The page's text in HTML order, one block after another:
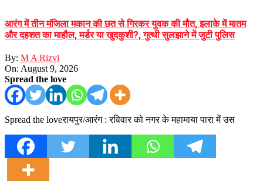
आरंग में तीन मंजिला मकान की छत से गिरकर युवक की मौत, इलाके में मातम
और दहशत का माहौल, मर्डर या खुदकुशी?, गुत्थी सुलझाने में जुटी पुलिस
By: M A Rizvi
On: August 9, 2026
Spread the love
Spread the loveरायपुर/आरंग : रविवार को नगर के महामाया पारा में उस